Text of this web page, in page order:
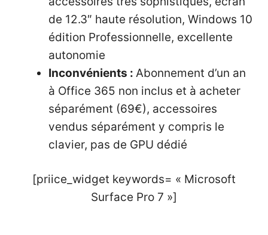
de 12.3″ haute résolution, Windows 10
édition Professionnelle, excellente
autonomie
Inconvénients : Abonnement d’un an
à Office 365 non inclus et à acheter
séparément (69€), accessoires
vendus séparément y compris le
clavier, pas de GPU dédié
[priice_widget keywords= « Microsoft
Surface Pro 7 »]